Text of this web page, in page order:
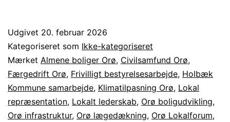
for
Orø
Lokalforum
Udgivet 20. februar 2026
Kategoriseret som Ikke-kategoriseret
Mærket Almene boliger Orø, Civilsamfund Orø,
Færgedrift Orø, Frivilligt bestyrelsesarbejde, Holbæk
Kommune samarbejde, Klimatilpasning Orø, Lokal
repræsentation, Lokalt lederskab, Orø boligudvikling,
Orø infrastruktur, Orø lægedækning, Orø Lokalforum,